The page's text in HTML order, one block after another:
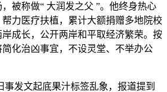
被称做“ 大润发之父 ”。他终身热心
力医疗扶植，累计大额捐赠多地院校
成长，公开两岸和平取经济繁荣。按
化治凶事宜，不设灵堂、不举办公
发文起底果汁标签乱象，报道提到